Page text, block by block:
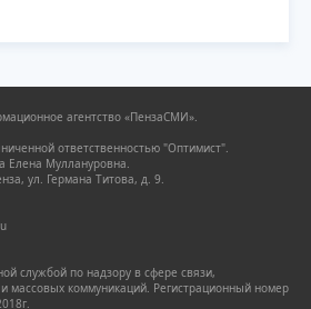
агентство «ПензаСМИ».
ответственностью "Оптимист".
Елена Муллануровна.
ул. Германа Титова, д. 9.
службой по надзору в сфере связи,
массовых коммуникаций. Регистрационный номер